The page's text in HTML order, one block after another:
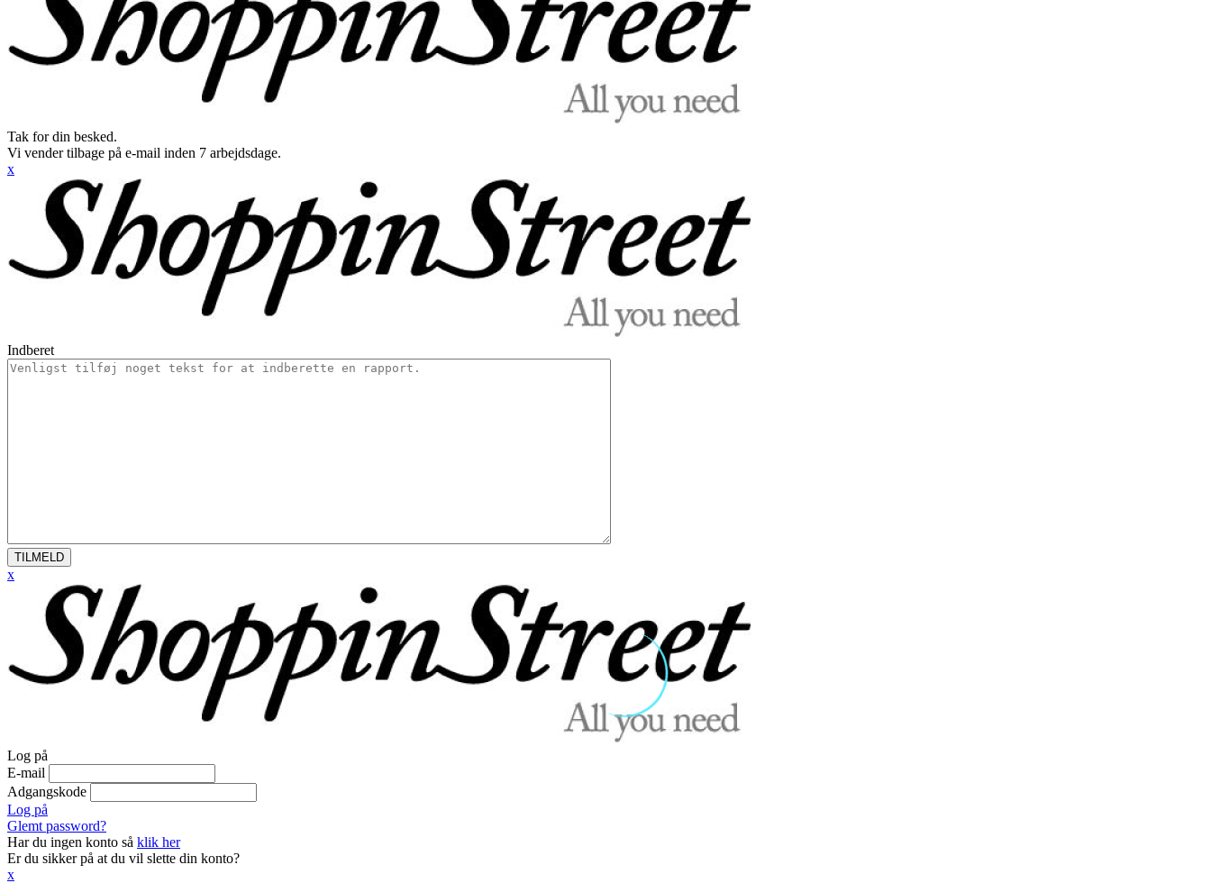
Tak for din besked.
Vi vender tilbage på e-mail inden 7 arbejdsdage.
x
Indberet
TILMELD
x
Log på
E-mail
Adgangskode
Log på
Glemt password?
Har du ingen konto så klik her
Er du sikker på at du vil slette din konto?
x